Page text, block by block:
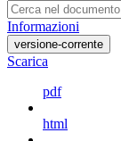
Informazioni
versione-corrente
Scarica
pdf
html